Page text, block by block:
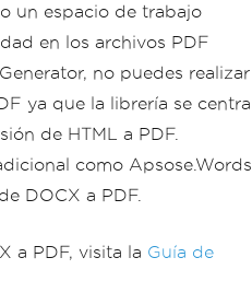
un espacio de trabajo
en los archivos PDF
no puedes realizar
ya que la librería se centra
de HTML a PDF.
como Apsose.Words
DOCX a PDF.
a PDF, visita la Guía de